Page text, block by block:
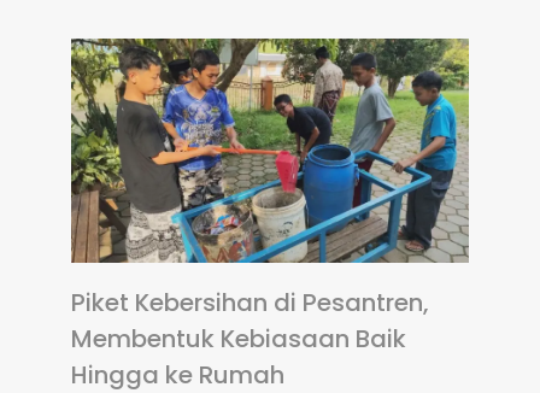
Piket Kebersihan di Pesantren,
Membentuk Kebiasaan Baik
Hingga ke Rumah